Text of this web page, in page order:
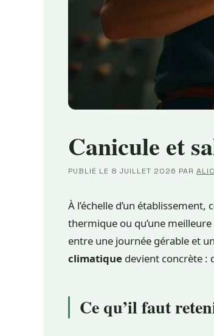
Canicule et
PUBLIÉ LE 8 JUILLET 2026 PAR
À l’échelle d’un
thermique ou qu’une
entre une journée gérable et
climatique devient concrète :
Ce qu’il faut